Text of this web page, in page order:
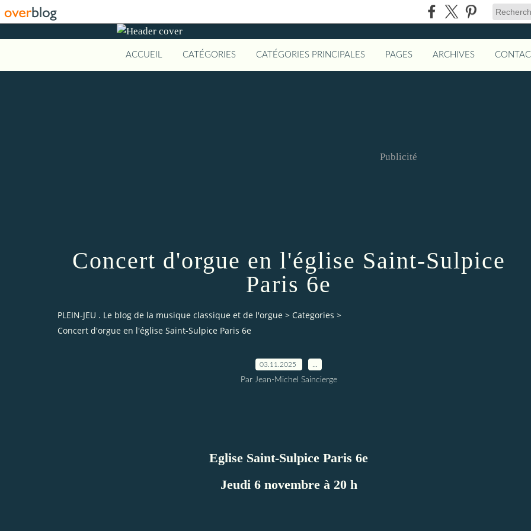
ACCUEIL CATÉGORIES CATÉGORIES PRINCIPALES PAGES ARCHIVES
Publicité
Concert d'orgue en l'église Saint-Sulpice
Paris 6e
PLEIN-JEU . Le blog de la musique classique et de l'orgue > Categories >
Concert d'orgue en l'église Saint-Sulpice Paris 6e
03.11.2025
Par Jean-Michel Saincierge
Eglise Saint-Sulpice Paris 6e
Jeudi 6 novembre à 20 h